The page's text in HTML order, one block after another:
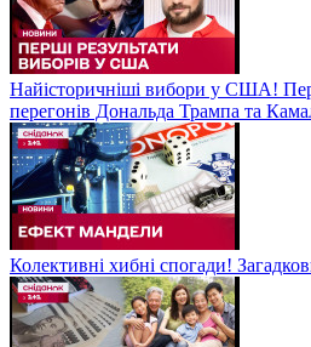
Найісторичніші вибори у США!
перегонів Дональда Трампа та
Колективні хибні спогади!